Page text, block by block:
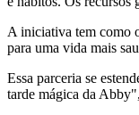
A iniciativa tem como
para uma vida mais
Essa parceria se
tarde mágica da